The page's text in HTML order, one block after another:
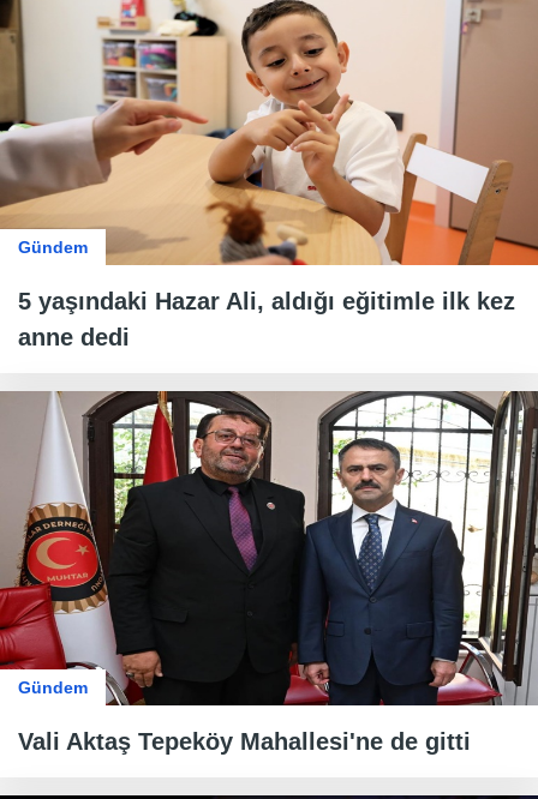
Gündem
5 yaşındaki Hazar Ali, aldığı eğitimle ilk kez
anne dedi
Gündem
Vali Aktaş Tepeköy Mahallesi'ne de gitti